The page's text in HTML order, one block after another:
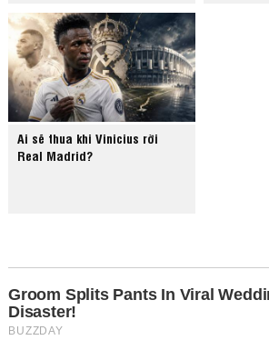
Ai sẽ thua khi Vinicius rời
Real Madrid?